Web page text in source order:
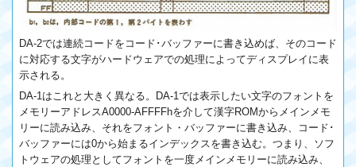
DA-2では連続コードをコード･バッファーに書き込めば、そのコード
に対応する文字がハードウェアでの処理によってディスプレイに表
示される。
DA-1はこれと大きく異なる。DA-1では表示したい文字のフォントを
メモリーアドレスA0000-AFFFFhを介して漢字ROMからメインメモ
リーに読み込み、それをフォント・バッファーに書き込み、コード･
バッファーには0から始まるインデックスを書き込む。つまり、ソフ
トウェアの処理としてフォントを一度メインメモリーに読み込み、